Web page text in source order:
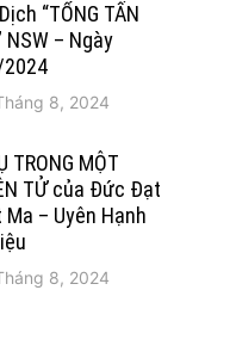
“TỔNG TẤN
NSW – Ngày
8, 2024
TRONG MỘT
TỬ của Đức Đạt
Ma – Uyên Hạnh
8, 2024